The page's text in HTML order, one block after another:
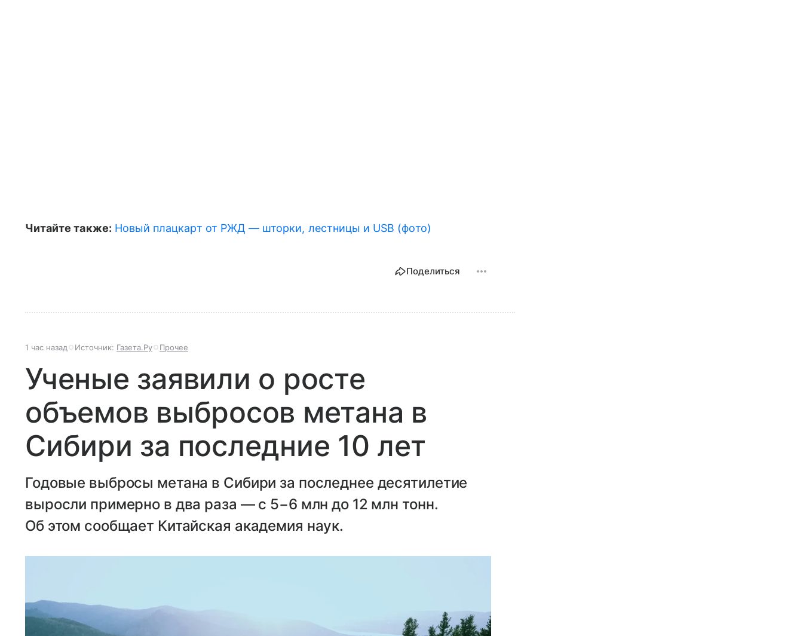
Читайте также: Новый плацкарт от РЖД — шторки, лестницы и USB (фото)
Поделиться
1 час назад Источник: Газета.Ру Прочее
Ученые заявили о росте
объемов выбросов метана в
Сибири за последние 10 лет
Годовые выбросы метана в Сибири за последнее десятилетие
выросли примерно в два раза — с 5−6 млн до 12 млн тонн.
Об этом сообщает Китайская академия наук.